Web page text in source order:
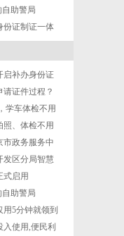
自助警局
份证制证一体
启补办身份证
件过程？
，学车体检不用
、体检不用
市政务服务中
发区分局智慧
式启用
自助警局
5分钟就领到
使用,便民利